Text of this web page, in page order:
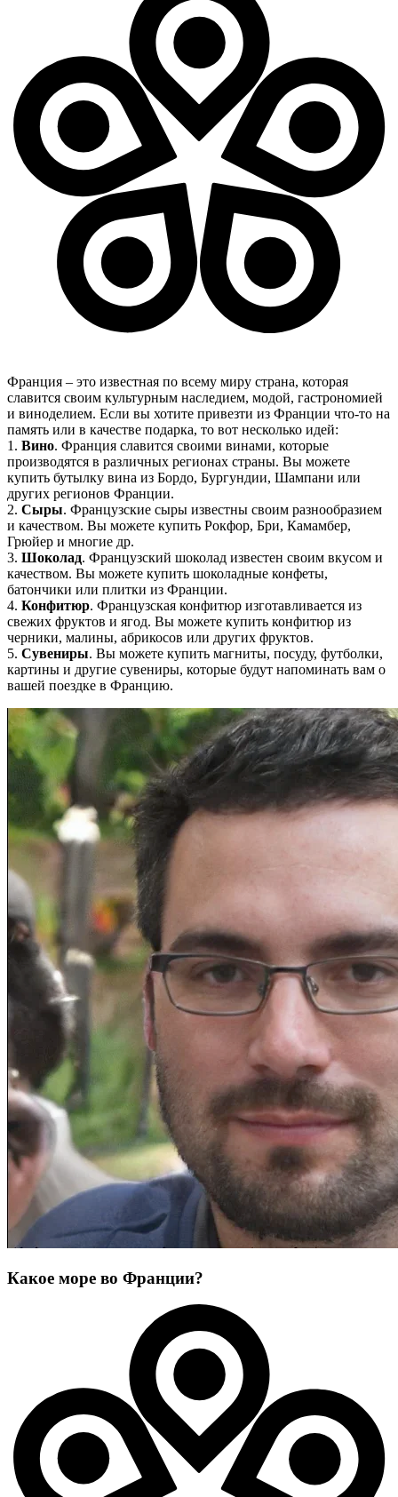
Франция – это известная по всему миру страна, которая
славится своим культурным наследием, модой, гастрономией
и виноделием. Если вы хотите привезти из Франции что-то на
память или в качестве подарка, то вот несколько идей:
1. Вино. Франция славится своими винами, которые
производятся в различных регионах страны. Вы можете
купить бутылку вина из Бордо, Бургундии, Шампани или
других регионов Франции.
2. Сыры. Французские сыры известны своим разнообразием
и качеством. Вы можете купить Рокфор, Бри, Камамбер,
Грюйер и многие др.
3. Шоколад. Французский шоколад известен своим вкусом и
качеством. Вы можете купить шоколадные конфеты,
батончики или плитки из Франции.
4. Конфитюр. Французская конфитюр изготавливается из
свежих фруктов и ягод. Вы можете купить конфитюр из
черники, малины, абрикосов или других фруктов.
5. Сувениры. Вы можете купить магниты, посуду, футболки,
картины и другие сувениры, которые будут напоминать вам о
вашей поездке в Францию.
Какое море во Франции?